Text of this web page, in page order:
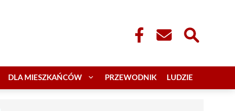
DLA MIESZKAŃCÓW PRZEWODNIK LUDZIE